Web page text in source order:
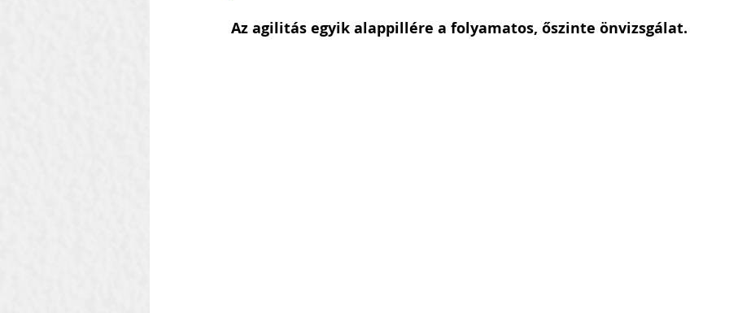
Az agilitás egyik alappillére a folyamatos, őszinte önvizsgálat.